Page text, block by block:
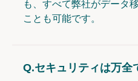
も、すべて弊社がデータ
ことも可能です。
Q.セキュリティは万全